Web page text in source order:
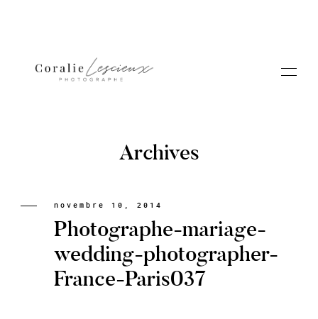
Portfolio
A PROPOS CORALIE
Archives
novembre 10, 2014
Photographe-mariage-
wedding-photographer-
France-Paris037